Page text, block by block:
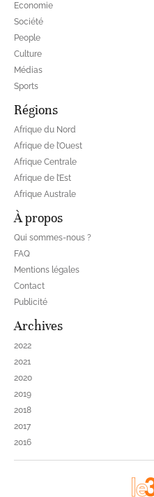
Economie
Société
People
Culture
Médias
Sports
Régions
Afrique du Nord
Afrique de l’Ouest
Afrique Centrale
Afrique de l’Est
Afrique Australe
À propos
Qui sommes-nous ?
FAQ
Mentions légales
Contact
Publicité
Archives
2022
2021
2020
2019
2018
2017
2016